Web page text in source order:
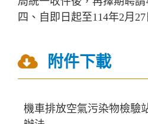
四、自即日起至114年2月27
附件下載
機車排放空氣污染物檢驗